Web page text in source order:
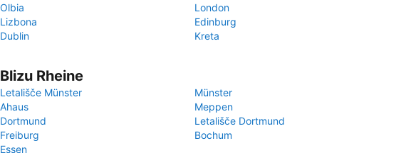
Olbia
London
Lizbona
Edinburg
Dublin
Kreta
Blizu Rheine
Letališče Münster
Münster
Ahaus
Meppen
Dortmund
Letališče Dortmund
Freiburg
Bochum
Essen